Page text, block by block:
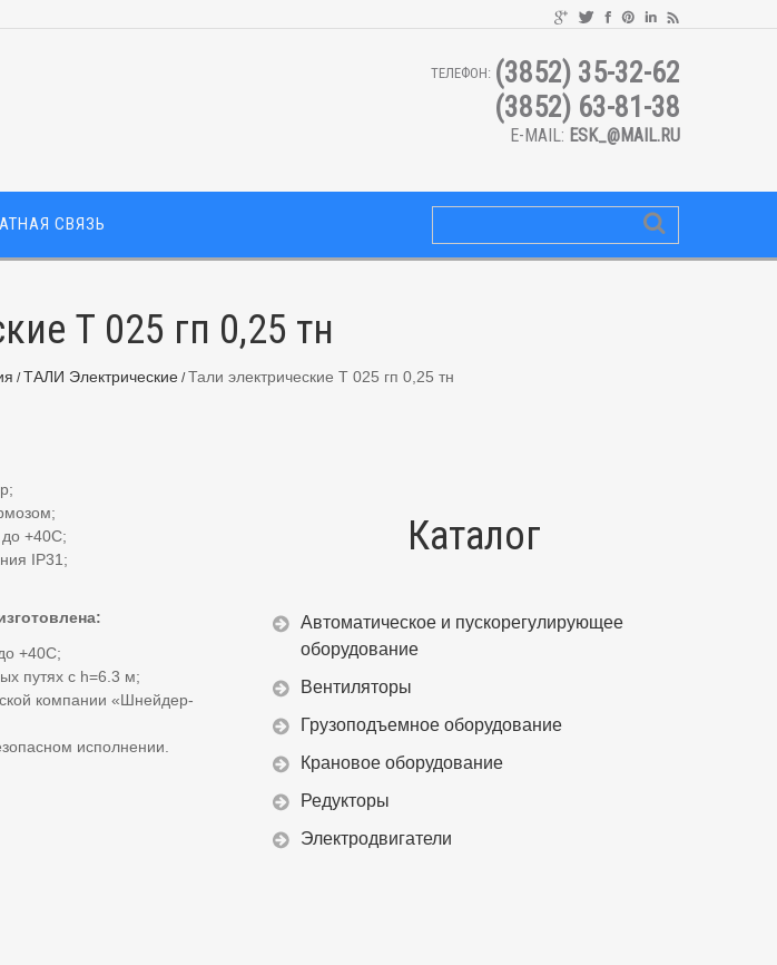
ТЕЛЕФОН: (3852) 35-32-62
(3852) 63-81-38
E-MAIL: ESK_@MAIL.RU
СВЯЗЬ
Т 025 гп 0,25 тн
ТАЛИ Электрические Тали электрические Т 025 гп 0,25 тн
до +40С;
IP31;
+40С;
путях с h=6.3 м;
компании «Шнейдер-
исполнении.
Каталог
Автоматическое и пускорегулирующее
оборудование
Вентиляторы
Грузоподъемное оборудование
Крановое оборудование
Редукторы
Электродвигатели